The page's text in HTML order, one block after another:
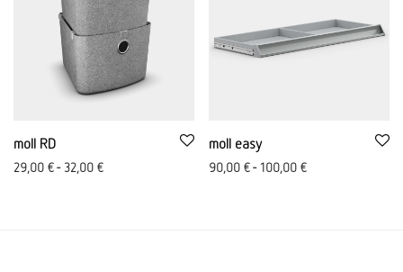
moll RD
29,00 €- 32,00 €
moll easy
90,00 €- 100,00 €